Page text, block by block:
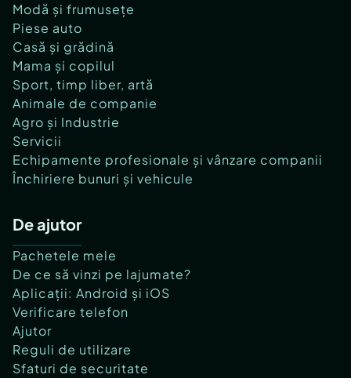
Modă și frumusețe
Piese auto
Casă și grădină
Mama și copilul
Sport, timp liber, artă
Animale de companie
Agro și Industrie
Servicii
Echipamente profesionale și vânzare companii
Închiriere bunuri și vehicule
De ajutor
Pachetele mele
De ce să vinzi pe lajumate?
Aplicații: Android și iOS
Verificare telefon
Ajutor
Reguli de utilizare
Sfaturi de securitate